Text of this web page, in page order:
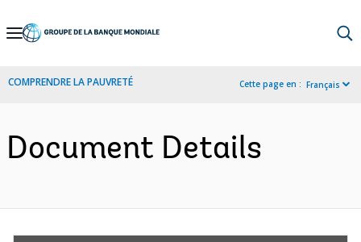
Skip
Navigation
COMPRENDRE LA PAUVRETÉ Cette page en : Français
Document Details